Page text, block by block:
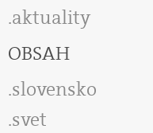
aktuality
OBSAH
slovensko
svet